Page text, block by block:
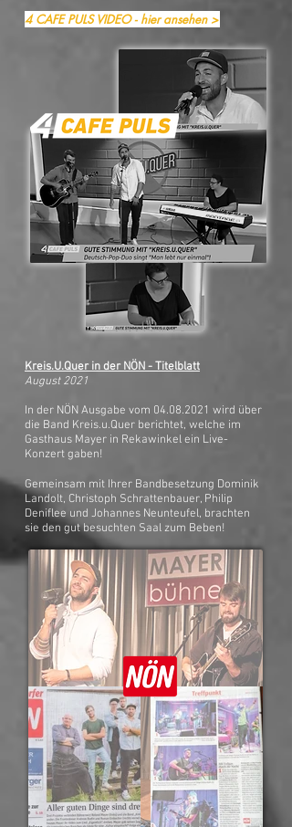
4 CAFE PULS VIDEO - hier ansehen >
Kreis.U.Quer in der NÖN - Titelblatt
August 2021
In der NÖN Ausgabe vom 04.08.2021 wird über
die Band Kreis.u.Quer berichtet, welche im
Gasthaus Mayer in Rekawinkel ein Live-
Konzert gaben!
Gemeinsam mit Ihrer Bandbesetzung Dominik
Landolt, Christoph Schrattenbauer, Philip
Deniflee und Johannes Neunteufel, brachten
sie den gut besuchten Saal zum Beben!